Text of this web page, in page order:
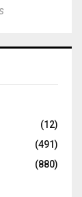
(12)
(491)
(880)